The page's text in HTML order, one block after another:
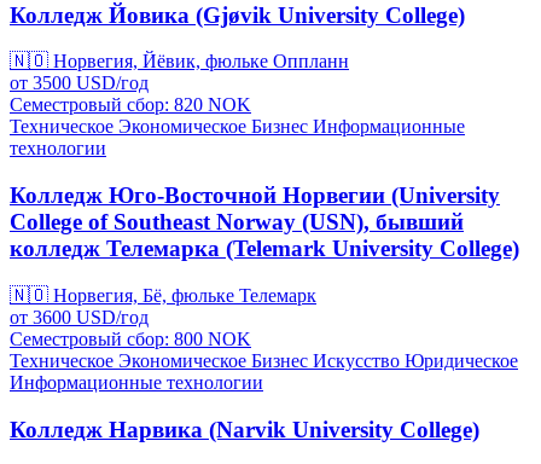
Колледж Йовика (Gjøvik University College)
🇳🇴 Норвегия, Йёвик, фюльке Оппланн
от 3500 USD/год
Семестровый сбор: 820 NOK
Техническое Экономическое Бизнес Информационные
технологии
Колледж Юго-Восточной Норвегии (University
College of Southeast Norway (USN), бывший
колледж Телемарка (Telemark University College)
🇳🇴 Норвегия, Бё, фюльке Телемарк
от 3600 USD/год
Семестровый сбор: 800 NOK
Техническое Экономическое Бизнес Искусство Юридическое
Информационные технологии
Колледж Нарвика (Narvik University College)